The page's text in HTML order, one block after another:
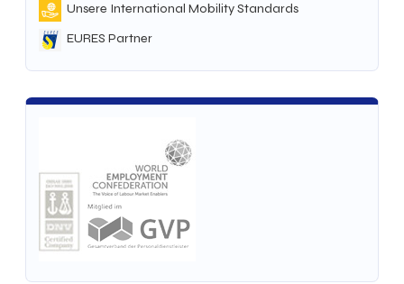
Unsere International Mobility Standards
EURES Partner